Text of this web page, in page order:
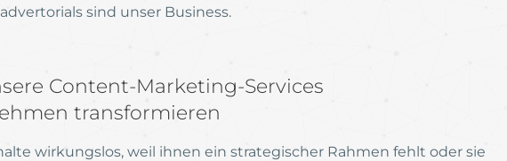
sind unser Business.
Content-Marketing-Services
transformieren
wirkungslos, weil ihnen ein strategischer Rahmen fehlt oder sie